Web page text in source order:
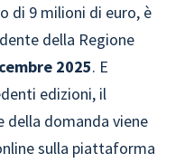
di 9 milioni di euro, è
della Regione
2025. E
edizioni, il
della domanda viene
sulla piattaforma